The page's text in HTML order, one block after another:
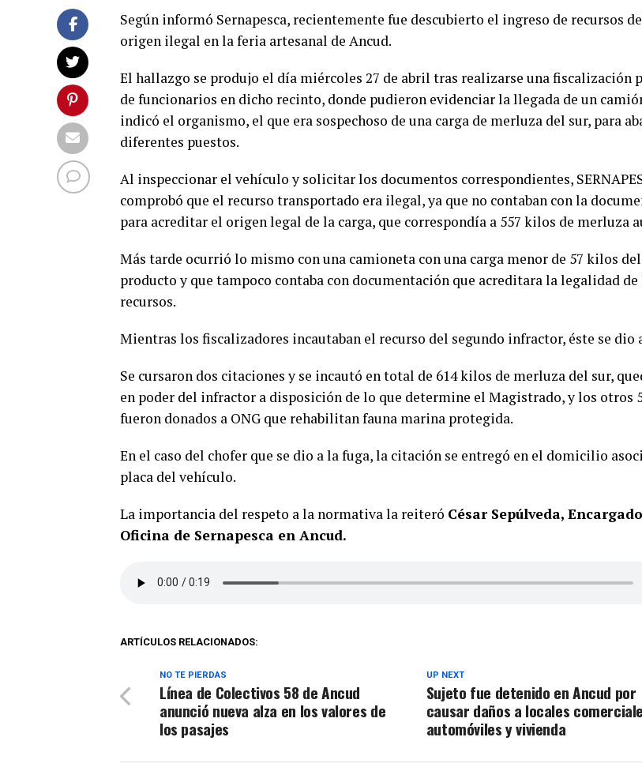
Según informó Sernapesca, recientemente fue descubierto el ingreso de recursos
origen ilegal en la feria artesanal de Ancud.
El hallazgo se produjo el día miércoles 27 de abril tras realizarse una fiscalización
de funcionarios en dicho recinto, donde pudieron evidenciar la llegada de un
indicó el organismo, el que era sospechoso de una carga de merluza del sur, para
diferentes puestos.
Al inspeccionar el vehículo y solicitar los documentos correspondientes,
comprobó que el recurso transportado era ilegal, ya que no contaban con la
para acreditar el origen legal de la carga, que correspondía a 557 kilos de merluza
Más tarde ocurrió lo mismo con una camioneta con una carga menor de 57 kilos
producto y que tampoco contaba con documentación que acreditara la legalidad de
recursos.
Mientras los fiscalizadores incautaban el recurso del segundo infractor, éste se dio
Se cursaron dos citaciones y se incautó en total de 614 kilos de merluza del sur,
en poder del infractor a disposición de lo que determine el Magistrado, y los otros
fueron donados a ONG que rehabilitan fauna marina protegida.
En el caso del chofer que se dio a la fuga, la citación se entregó en el domicilio
placa del vehículo.
La importancia del respeto a la normativa la reiteró César Sepúlveda,
Oficina de Sernapesca en Ancud.
ARTÍCULOS RELACIONADOS:
UP NEXT
Sujeto fue detenido en Ancud por
causar daños a locales
automóviles y vivienda
NO TE PIERDAS
Línea de Colectivos 58 de Ancud
anunció nueva alza en los valores de
los pasajes